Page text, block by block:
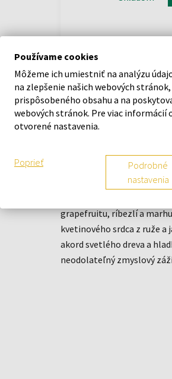
POPIS
dámsky parfum so
DKNY Be Delicious Fresh
grapefruitu, ríbezlí a
kvetinového srdca z ruže
akord svetlého dreva a
neodolateľný zmyslový
Používame cookies
Môžeme ich umiestniť na analýzu
na zlepšenie našich webových
prispôsobeného obsahu a na
webových stránok. Pre viac informácií
otvorené nastavenia.
Poprieť
Podrobné
nastavenia